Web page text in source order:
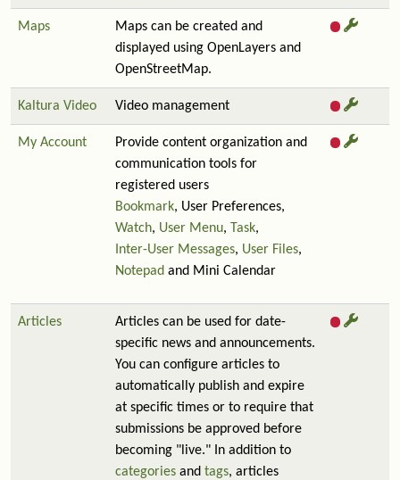
Maps
Maps can be created and
displayed using OpenLayers and
OpenStreetMap.
Kaltura Video Video management
My Account
Provide content organization and
communication tools for
registered users
Bookmark, User Preferences,
Watch, User Menu, Task,
Inter-User Messages, User Files,
Notepad and Mini Calendar
Articles
Articles can be used for date-
specific news and announcements.
You can configure articles to
automatically publish and expire
at specific times or to require that
submissions be approved before
becoming "live." In addition to
categories and tags, articles